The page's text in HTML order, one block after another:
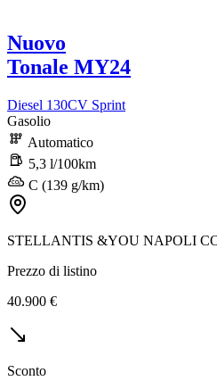
Nuovo
Tonale MY24
Diesel 130CV Sprint
Gasolio
Automatico
5,3 l/100km
C (139 g/km)
STELLANTIS &YOU NAPOLI
Prezzo di listino
40.900 €
Sconto